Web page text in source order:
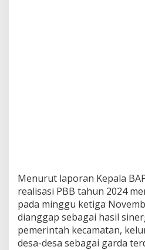
Menurut laporan Kepala
realisasi PBB tahun 2024
pada minggu ketiga
dianggap sebagai hasil
pemerintah kecamatan,
desa-desa sebagai garda